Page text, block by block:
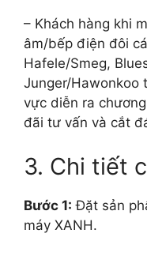
– Khách hàng khi
âm/bếp điện đôi
Hafele/Smeg,
Junger/Hawonkoo
vực diễn ra
đãi tư vấn và cắt
3. Chi tiết
Bước 1: Đặt sản
máy XANH.